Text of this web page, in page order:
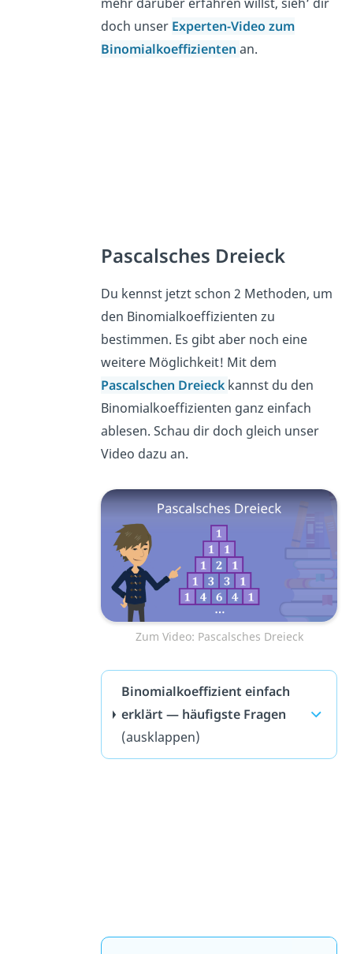
doch unser Experten-Video zum
Binomialkoeffizientenan.
Pascalsches Dreieck
Du kennst jetzt schon 2 Methoden, um
den Binomialkoeffizienten zu
bestimmen. Es gibt aber noch eine
weitere Möglichkeit! Mit dem
Pascalschen Dreieck kannst du den
Binomialkoeffizienten ganz einfach
ablesen. Schau dir doch gleich unser
Video dazu an.
Zum Video: Pascalsches Dreieck
Binomialkoeffizient einfach
erklärt — häufigste Fragen
(ausklappen)